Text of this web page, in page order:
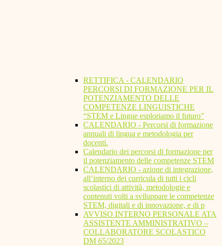
RETTIFICA - CALENDARIO
PERCORSI DI FORMAZIONE PER IL
POTENZIAMENTO DELLE
COMPETENZE LINGUISTICHE
“STEM e Lingue esploriamo il futuro”
CALENDARIO - Percorsi di formazione
annuali di lingua e metodologia per
docenti.
Calendario dei percorsi di formazione per
il potenziamento delle competenze STEM
CALENDARIO - azione di integrazione,
all’interno dei curricula di tutti i cicli
scolastici di attività, metodologie e
contenuti volti a sviluppare le competenze
STEM, digitali e di innovazione, e di p
AVVISO INTERNO PERSONALE ATA
ASSISTENTE AMMINISTRATIVO –
COLLABORATORE SCOLASTICO
DM 65/2023